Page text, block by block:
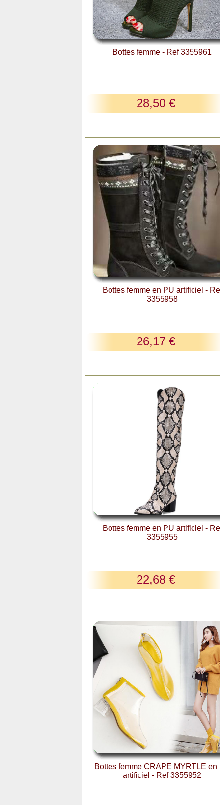
Bottes femme - Ref 3355961
28,50 €
Bottes femme en PU artificiel -
3355958
26,17 €
Bottes femme en PU artificiel -
3355955
22,68 €
Bottes femme CRAPE MYRTLE en
artificiel - Ref 3355952